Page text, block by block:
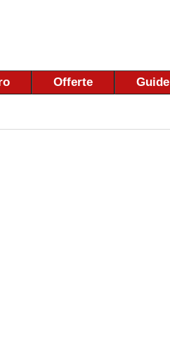
Offerte Guide